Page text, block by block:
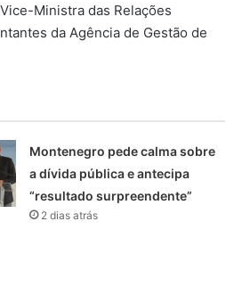
Ministra das Relações
da Agência de Gestão de
Montenegro pede calma sobre
a dívida pública e antecipa
“resultado surpreendente”
2 dias atrás